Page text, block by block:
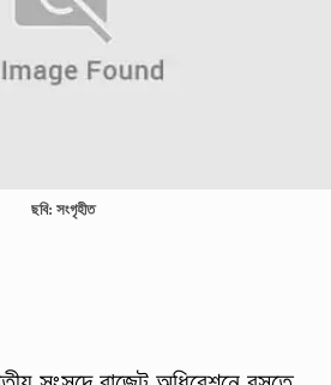
ছবি: সংগৃহীত